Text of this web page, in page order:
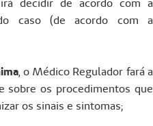
caso (de acordo com a
, o Médico Regulador fará a
sobre os procedimentos que
os sinais e sintomas;